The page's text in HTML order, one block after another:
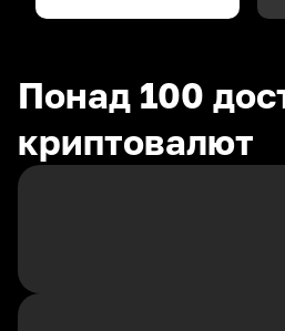
Понад 100
криптовалют